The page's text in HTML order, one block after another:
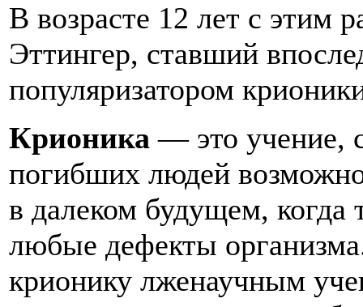
В возрасте 12 лет с этим
Эттингер, ставший
популяризатором
Крионика — это учение,
погибших людей
в далеком будущем, когда
любые дефекты
крионику лженаучным